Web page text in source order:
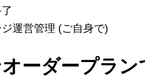
運営管理 (ご自身で)
ーダープラ